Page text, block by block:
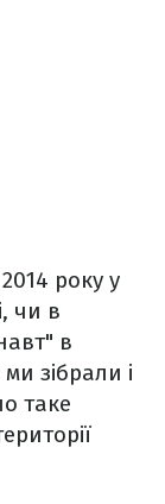
року у
чи в
в
зібрали і
таке